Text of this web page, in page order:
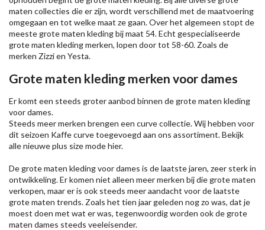
maten collecties die er zijn, wordt verschillend met de maatvoering
omgegaan en tot welke maat ze gaan. Over het algemeen stopt de
meeste grote maten kleding bij maat 54. Echt gespecialiseerde
grote maten kleding merken, lopen door tot 58-60. Zoals de
merken Zizzien Yesta.
Grote maten kleding merken voor dames
Er komt een steeds groter aanbod binnen de grote maten kleding
voor dames.
Steeds meer merken brengen een curve collectie. Wij hebben voor
dit seizoen Kaffecurve toegevoegd aan ons assortiment. Bekijk
alle nieuweplus size modehier.
De grote maten kleding voor dames is de laatste jaren, zeer sterk in
ontwikkeling. Er komen niet alleen meer merken bij die grote maten
verkopen, maar er is ook steeds meer aandacht voor de laatste
grote maten trends. Zoals het tien jaar geleden nog zo was, dat je
moest doen met wat er was, tegenwoordig worden ook de grote
maten dames steeds veeleisender.